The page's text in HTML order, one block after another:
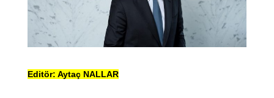
Editör: Aytaç NALLAR